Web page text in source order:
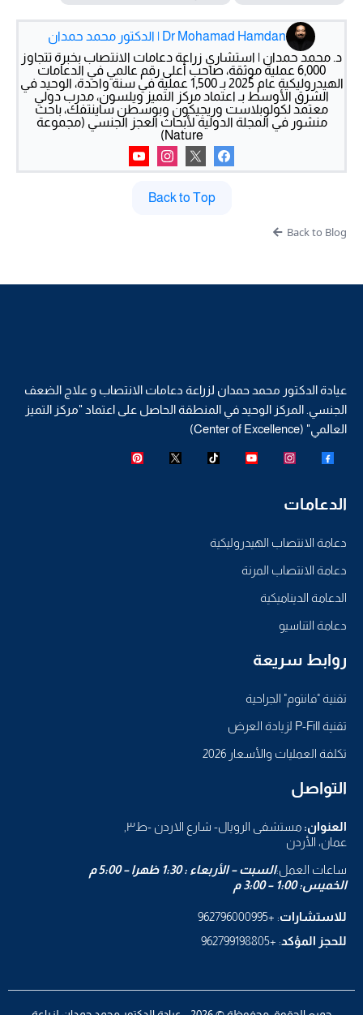
Dr Mohamad Hamdan | الدكتور محمد حمدان
د. محمد حمدان | استشاري زراعة دعامات الانتصاب بخبرة تتجاوز
6,000 عملية موثقة، صاحب أعلى رقم عالمي في الدعامات
الهيدروليكية عام 2025 بـ 1,500 عملية في سنة واحدة، الوحيد في
الشرق الأوسط بـ اعتماد مركز التميز ويلسون، مدرب دولي
معتمد لكولوبلاست وريجيكون وبوسطن ساينتفك، باحث
منشور في المجلة الدولية لأبحاث العجز الجنسي (مجموعة
Nature)
Back to Top
Back to Blog
عيادة الدكتور محمد حمدان لزراعة دعامات الانتصاب و علاج الضعف
الجنسي. المركز الوحيد في المنطقة الحاصل على اعتماد "مركز التميز
العالمي" (Center of Excellence)
الدعامات
دعامة الانتصاب الهيدروليكية
دعامة الانتصاب المرنة
الدعامة الديناميكية
دعامة التناسيو
روابط سريعة
تقنية "فانتوم" الجراحية
تقنية P-Fill لزيادة العرض
تكلفة العمليات والأسعار 2026
التواصل
العنوان: مستشفى الرويال- شارع الاردن -ط٣,
عمان، الأردن
ساعات العمل:السبت – الأربعاء : 1:30 ظهرا – 5:00 م
الخميس: 1:00 – 3:00 م
للاستشارات: +962796000995
للحجز المؤكد: +962799198805